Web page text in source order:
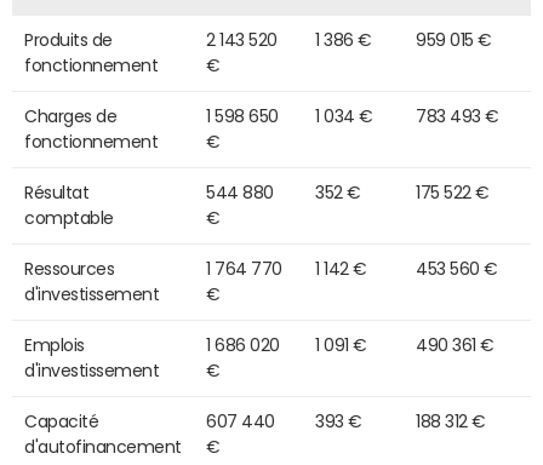
Produits de
fonctionnement
2 143 520
€
1 386 € 959 015 €
Charges de
fonctionnement
1 598 650
€
1 034 € 783 493 €
Résultat
comptable
544 880
€
352 € 175 522 €
Ressources
d'investissement
1 764 770
€
1 142 € 453 560 €
Emplois
d'investissement
1 686 020
€
1 091 € 490 361 €
Capacité
d'autofinancement
607 440
€
393 € 188 312 €